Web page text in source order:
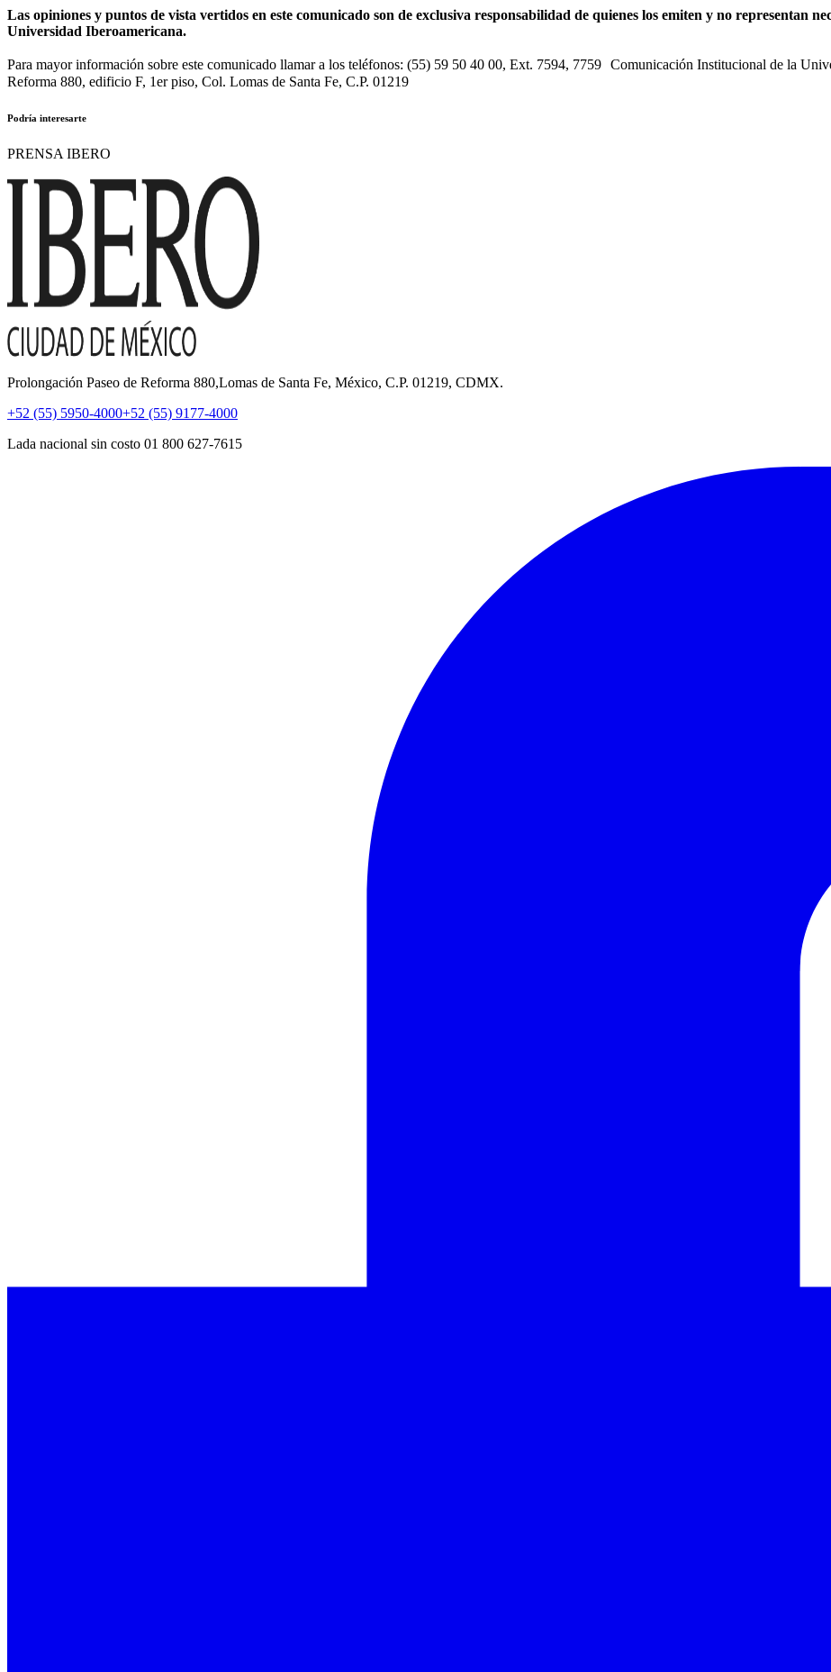
Las opiniones y puntos de vista vertidos en este comunicado son de exclusiva responsabilidad de quienes los emiten y no representan
Universidad Iberoamericana.
Para mayor información sobre este comunicado llamar a los teléfonos: (55) 59 50 40 00, Ext. 7594, 7759 Comunicación Institucional de la
Reforma 880, edificio F, 1er piso, Col. Lomas de Santa Fe, C.P. 01219
Podría interesarte
PRENSA IBERO
Prolongación Paseo de Reforma 880,Lomas de Santa Fe, México, C.P. 01219, CDMX.
+52 (55) 5950-4000+52 (55) 9177-4000
Lada nacional sin costo 01 800 627-7615